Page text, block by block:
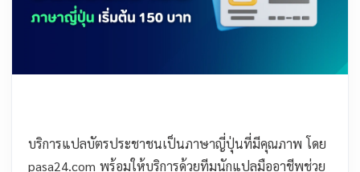
บริการแปลบัตรประชาชนเป็นภาษาญี่ปุ่นที่มีคุณภาพ โดย
pasa24.com พร้อมให้บริการด้วยทีมนักแปลมืออาชีพช่วย